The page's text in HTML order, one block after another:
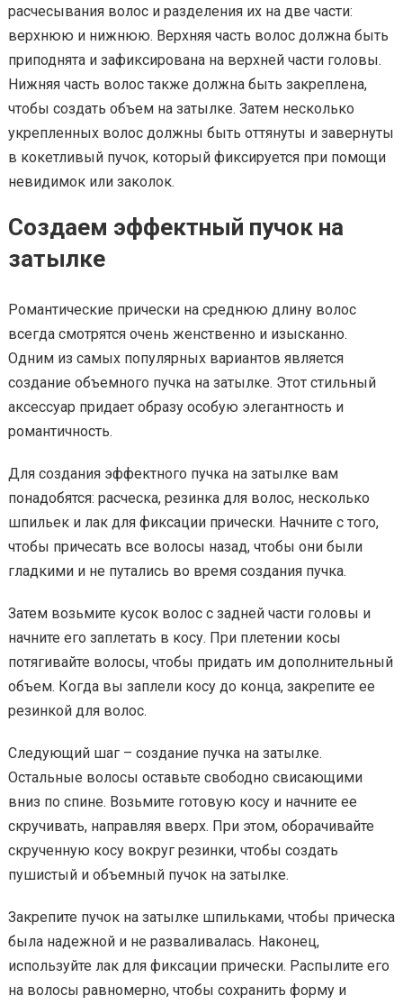
расчесывания волос и разделения их на две части:
верхнюю и нижнюю. Верхняя часть волос должна быть
приподнята и зафиксирована на верхней части головы.
Нижняя часть волос также должна быть закреплена,
чтобы создать объем на затылке. Затем несколько
укрепленных волос должны быть оттянуты и завернуты
в кокетливый пучок, который фиксируется при помощи
невидимок или заколок.
Создаем эффектный пучок на
затылке
Романтические прически на среднюю длину волос
всегда смотрятся очень женственно и изысканно.
Одним из самых популярных вариантов является
создание объемного пучка на затылке. Этот стильный
аксессуар придает образу особую элегантность и
романтичность.
Для создания эффектного пучка на затылке вам
понадобятся: расческа, резинка для волос, несколько
шпильек и лак для фиксации прически. Начните с того,
чтобы причесать все волосы назад, чтобы они были
гладкими и не путались во время создания пучка.
Затем возьмите кусок волос с задней части головы и
начните его заплетать в косу. При плетении косы
потягивайте волосы, чтобы придать им дополнительный
объем. Когда вы заплели косу до конца, закрепите ее
резинкой для волос.
Следующий шаг – создание пучка на затылке.
Остальные волосы оставьте свободно свисающими
вниз по спине. Возьмите готовую косу и начните ее
скручивать, направляя вверх. При этом, оборачивайте
скрученную косу вокруг резинки, чтобы создать
пушистый и объемный пучок на затылке.
Закрепите пучок на затылке шпильками, чтобы прическа
была надежной и не разваливалась. Наконец,
используйте лак для фиксации прически. Распылите его
на волосы равномерно, чтобы сохранить форму и